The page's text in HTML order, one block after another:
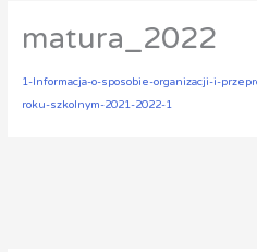
matura_2022
1-Informacja-o-sposobie-organizacji-i-
roku-szkolnym-2021-2022-1